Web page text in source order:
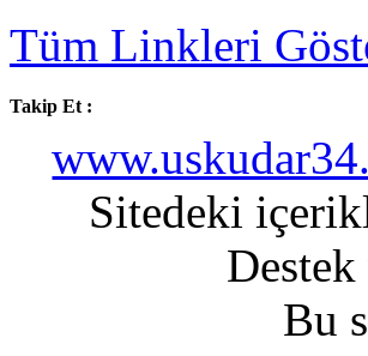
Tüm Linkleri
Takip Et :
Sitedeki
Bu